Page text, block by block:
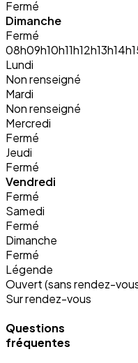
Fermé
Dimanche
Fermé
08h09h10h11h12h13h14h
Lundi
Non renseigné
Mardi
Non renseigné
Mercredi
Fermé
Jeudi
Fermé
Vendredi
Fermé
Samedi
Fermé
Dimanche
Fermé
Légende
Ouvert (sans rendez-
Sur rendez-vous
Questions
fréquentes